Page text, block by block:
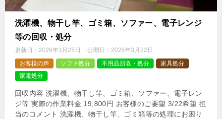
洗濯機、物干し竿、ゴミ箱、ソファー、電子レンジ
等の回収・処分
更新日： 2026年3月25日 公開日： 2026年3月22日
お客様の声
ソファ処分 不用品回収・処分
家具処分
家電処分
回収内容 洗濯機、物干し竿、ゴミ箱、ソファー、電子レン
ジ等 実際の作業料金 19,800円 お客様のご要望 3/22希望 担
当のコメント 洗濯機、物干し竿、ゴミ箱等の処理にお困り